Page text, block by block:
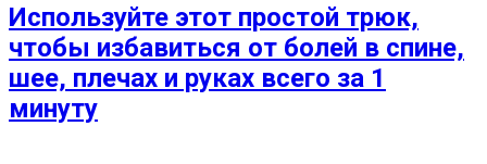
Используйте этот простой трюк,
чтобы избавиться от болей в спине,
шее, плечах и руках всего за 1
минуту